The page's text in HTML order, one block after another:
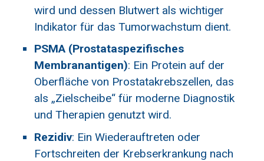
wird und dessen Blutwert als wichtiger
Indikator für das Tumorwachstum dient.
PSMA (Prostataspezifisches
Membranantigen): Ein Protein auf der
Oberfläche von Prostatakrebszellen, das
als „Zielscheibe“ für moderne Diagnostik
und Therapien genutzt wird.
Rezidiv: Ein Wiederauftreten oder
Fortschreiten der Krebserkrankung nach